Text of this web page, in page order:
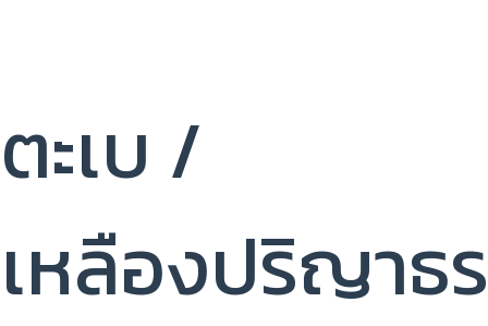
ตะเบ /
เหลืองปริญาธร